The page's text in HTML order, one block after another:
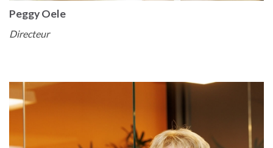
Peggy Oele
Directeur